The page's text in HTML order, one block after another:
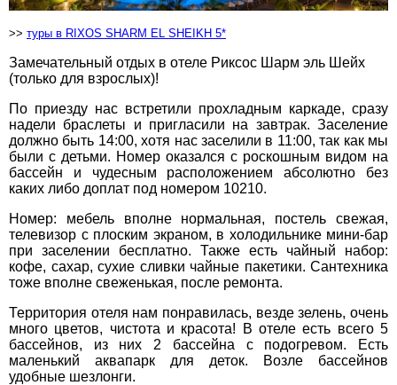
10
+38 (099) 180-32-43,
+38 (093) 180-32-43,
0800 33 01 80
dp_city@aventour.ua
Пн. - Пт. 9:00 - 18:00
Запоріжжя
пр. Соборний 216
+38 (067) 180-32-43,
>> туры в RIXOS SHARM EL SHEIKH 5*
Замечательный отдых в отеле Риксос Шарм эль Шейх
(только для взрослых)!
По приезду нас встретили прохладным каркаде, сразу
надели браслеты и пригласили на завтрак. Заселение
должно быть 14:00, хотя нас заселили в 11:00, так как мы
были с детьми. Номер оказался с роскошным видом на
бассейн и чудесным расположением абсолютно без
каких либо доплат под номером 10210.
Номер: мебель вполне нормальная, постель свежая,
телевизор с плоским экраном, в холодильнике мини-бар
при заселении бесплатно. Также есть чайный набор:
кофе, сахар, сухие сливки чайные пакетики. Сантехника
тоже вполне свеженькая, после ремонта.
Территория отеля нам понравилась, везде зелень, очень
много цветов, чистота и красота! В отеле есть всего 5
бассейнов, из них 2 бассейна с подогревом. Есть
маленький аквапарк для деток. Возле бассейнов
удобные шезлонги.
×
*ВАШЕ ІМ'Я
* E-MAIL